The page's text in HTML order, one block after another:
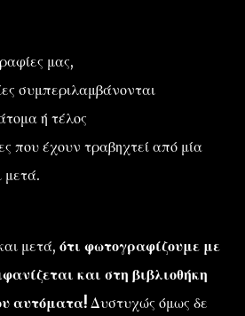
μας,
συμπεριλαμβάνονται
ή τέλος
που έχουν τραβηχτεί από μία
μετά.
μετά, ότι φωτογραφίζουμε με
και στη βιβλιοθήκη
αυτόματα! Δυστυχώς όμως δε